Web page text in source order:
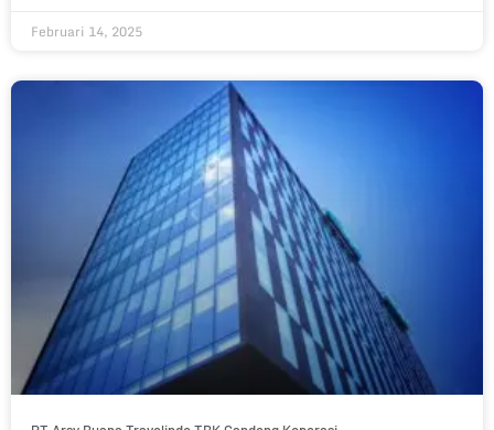
Perusahaan Induk
Februari 14, 2025